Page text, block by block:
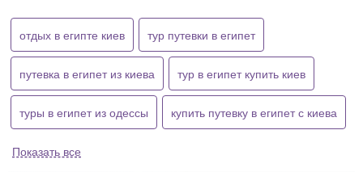
отдых в египте киев тур путевки в египет
путевка в египет из киева тур в египет купить киев
туры в египет из одессы купить путевку в египет с киева
Показать все